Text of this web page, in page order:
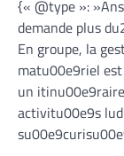
{« @type »:
demande plus
En groupe, la
matu00e9riel
un
activitu00e9s